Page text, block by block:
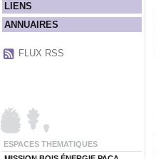
LIENS
ANNUAIRES
FLUX RSS
ESPACES THEMATIQUES